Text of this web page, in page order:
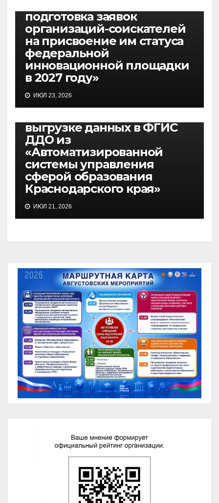
подготовка заявок
организаций-соискателей
на присвоение им статуса
федеральной
инновационной площадки
в 2027 году»
ИЮЛ 23, 2026
27.07.2026, вебинар по
выгрузке данных в ФГИС
ДДО из
«Автоматизированной
системы управления
сферой образования
Краснодарского края»
ИЮЛ 21, 2026